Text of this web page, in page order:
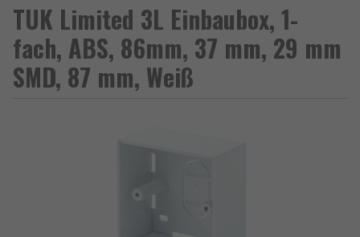
TUK Limited 3L Einbaubox, 1-
fach, ABS, 86mm, 37 mm, 29 mm
SMD, 87 mm, Weiß